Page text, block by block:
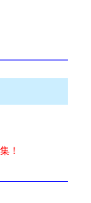
！